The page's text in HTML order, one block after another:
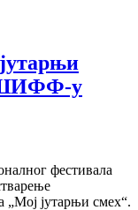
ШИФФ-у
фестивала
„Мој јутарњи смех“.